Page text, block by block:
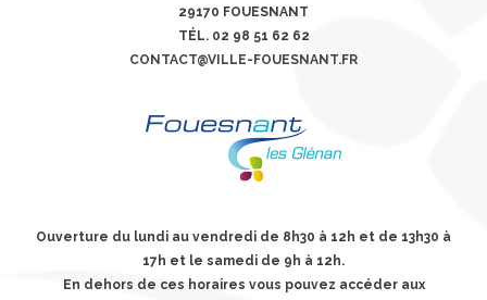
29170 FOUESNANT
TÉL. 02 98 51 62 62
CONTACT@VILLE-FOUESNANT.FR
Ouverture du lundi au vendredi de 8h30 à 12h et de 13h30 à
17h et le samedi de 9h à 12h.
En dehors de ces horaires vous pouvez accéder aux